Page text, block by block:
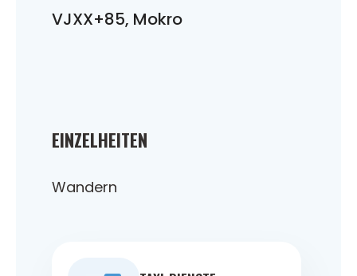
EINZELHEITEN
Wandern
VJXX+85, Mokro